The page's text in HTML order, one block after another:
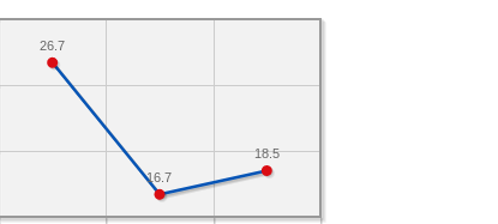
18.5
16.7
26.7